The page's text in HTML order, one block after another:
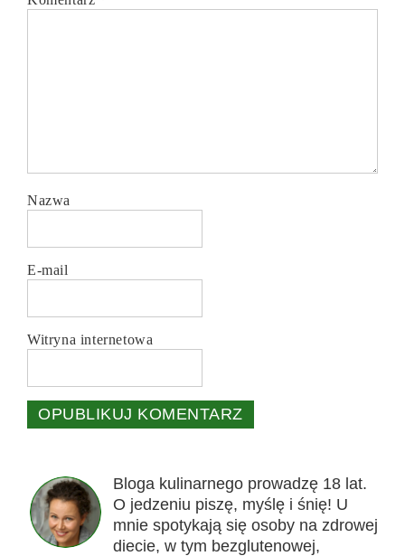
Nazwa
E-mail
Witryna internetowa
Bloga kulinarnego prowadzę 18 lat.
O jedzeniu piszę, myślę i śnię! U
mnie spotykają się osoby na zdrowej
diecie, w tym bezglutenowej,